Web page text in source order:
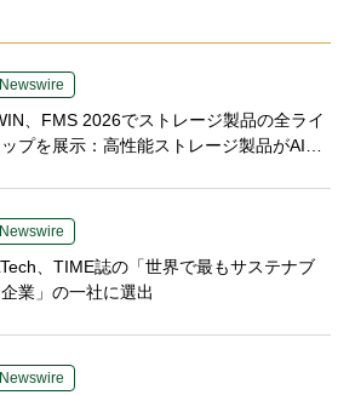
、FMS 2026でストレージ製品の全ライ
プを展示：高性能ストレージ製品がAI分
、TIME誌の「世界で最もサステナブ
業」の一社に選出